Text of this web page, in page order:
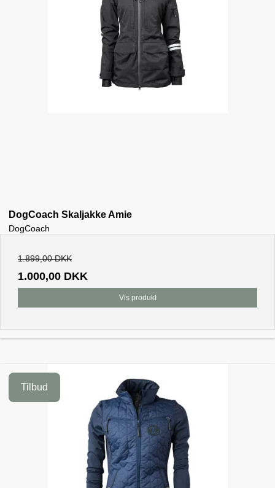
DogCoach Skaljakke Amie
DogCoach
1.899,00 DKK
1.000,00 DKK
Vis produkt
Tilbud